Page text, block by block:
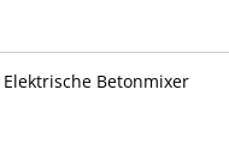
Elektrische Betonmixer